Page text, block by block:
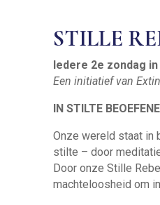
STILLE
Iedere 2e zondag in
Een initiatief van
IN STILTE
Onze wereld staat in
stilte – door
Door onze Stille
machteloosheid om